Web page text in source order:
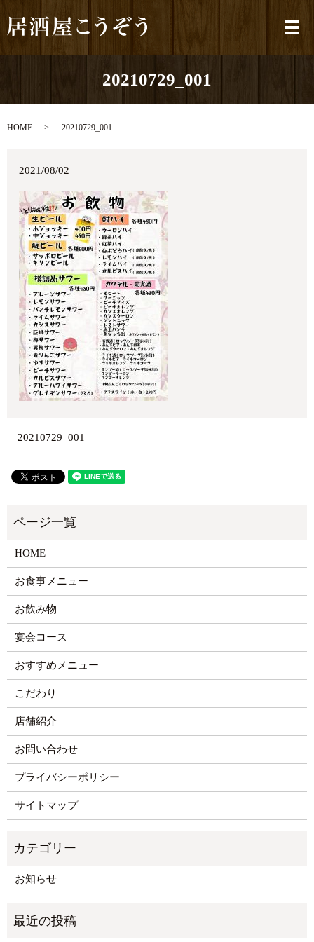
メ
20210729_001
HOME 20210729_001
2021/08/02
20210729_001
HOME
お食事メニュー
お飲み物
宴会コース
おすすめメニュー
こだわり
店舗紹介
お問い合わせ
プライバシーポリシー
サイトマップ
お知らせ